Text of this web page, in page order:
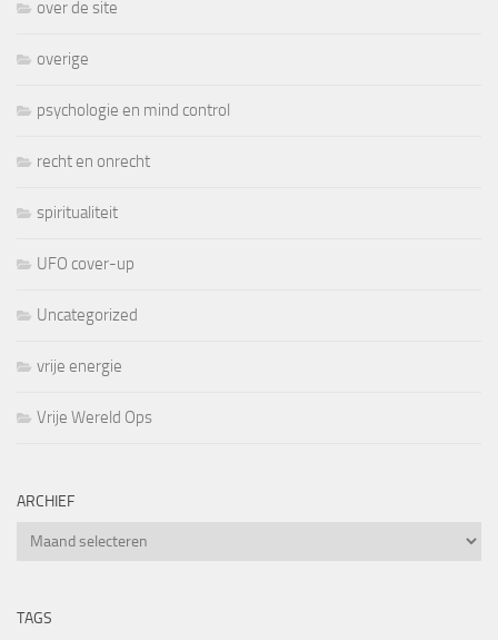
over de site
overige
psychologie en mind control
recht en onrecht
spiritualiteit
UFO cover-up
Uncategorized
vrije energie
Vrije Wereld Ops
ARCHIEF
Archief
TAGS